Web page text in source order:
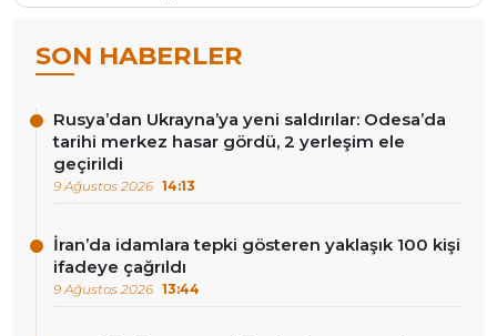
SON HABERLER
Rusya’dan Ukrayna’ya yeni saldırılar: Odesa’da
tarihi merkez hasar gördü, 2 yerleşim ele
geçirildi
9 Ağustos 2026 14:13
İran’da idamlara tepki gösteren yaklaşık 100 kişi
ifadeye çağrıldı
9 Ağustos 2026 13:44